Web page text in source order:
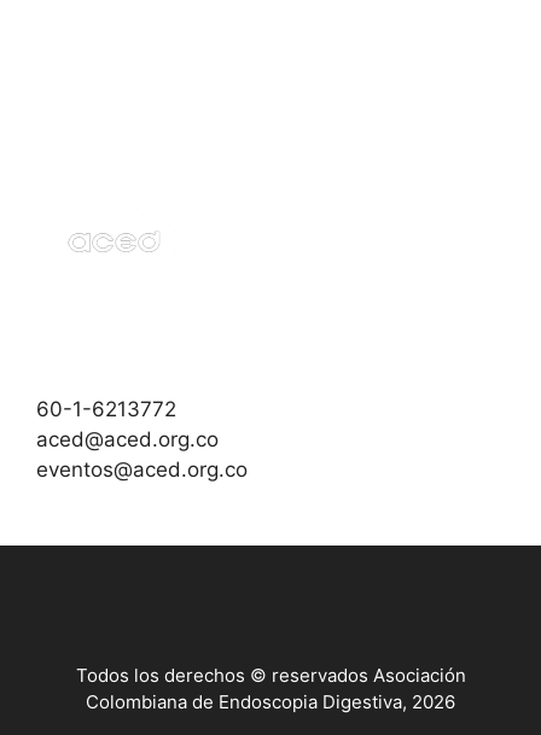
60-1-6213772
aced@aced.org.co
eventos@aced.org.co
Todos los derechos © reservados Asociación
Colombiana de Endoscopia Digestiva, 2026